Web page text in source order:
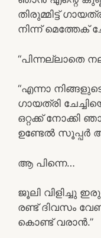
തിരുമ്മിട്ട്
നിന്ന് മെത്തേക്
“പിന്നല്ലാതെ
“എന്നാ
ഗായത്രി
ഒറ്റക്ക് നോക്കി
ഉണ്ടേൽ
ആ പിന്നെ…
ജൂലി വിളിച്ചു
രണ്ട് ദിവസം
കൊണ്ട് വരാൻ.”